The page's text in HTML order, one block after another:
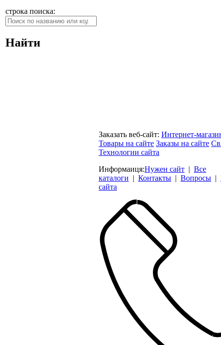
строка поиска:
Найти
Заказать веб-сайт: Интернет-
Товары на сайте Заказы на сайте
Технологии сайта
Информаиця:Нужен сайт | Все
каталоги | Контакты | Вопросы |
сайта